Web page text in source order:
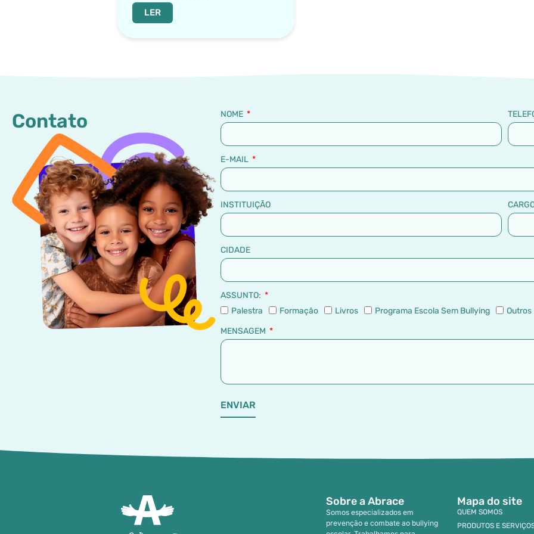
LER
Contato NOME
E-MAIL
INSTITUIÇÃO
CIDADE
ASSUNTO:
Palestra
Formação Livros Programa Escola Sem Bullying
Outros
MENSAGEM
ENVIAR
Sobre a Abrace
Somos especializados em
prevenção e combate ao bullying
Mapa do site
QUEM SOMOS
PRODUTOS E